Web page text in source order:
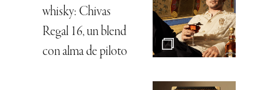
whisky: Chivas
Regal 16, un blend
con alma de piloto